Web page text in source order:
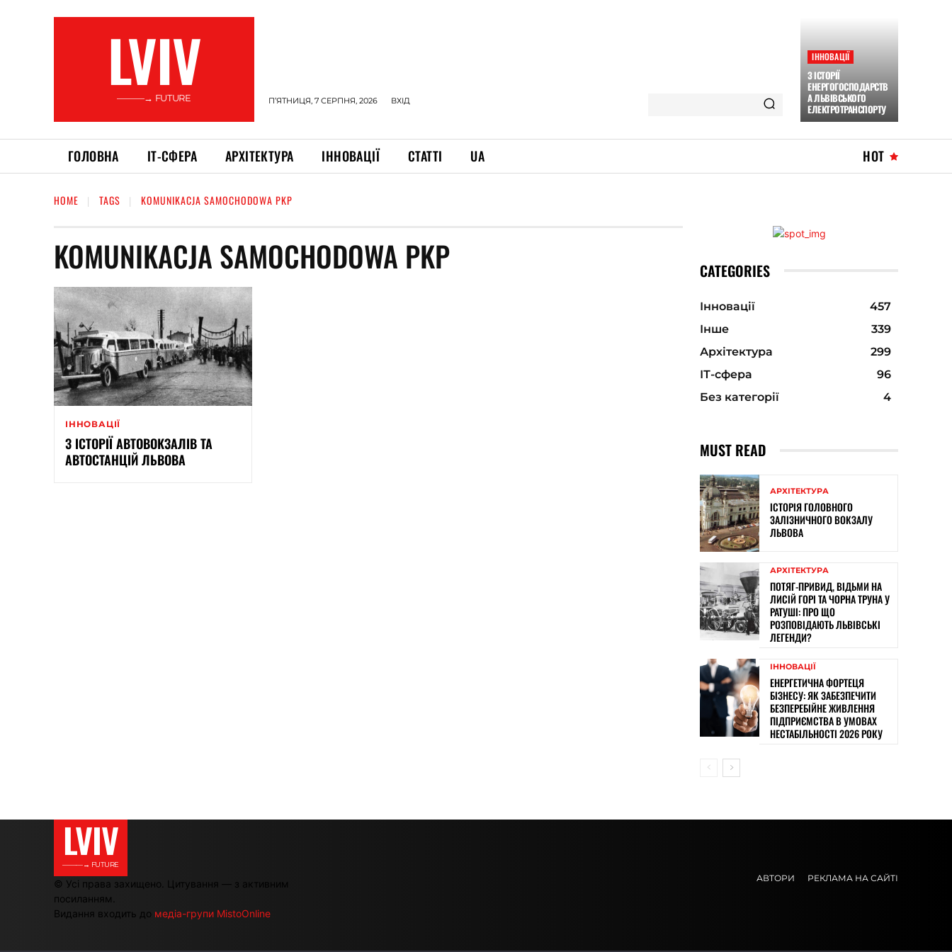
LVIV
———→ FUTURE П’ЯТНИЦЯ, 7 СЕРПНЯ, 2026 ВХІД
ІННОВАЦІЇ
З ІСТОРІЇ
ЕНЕРГОГОСПОДАРСТВ
А ЛЬВІВСЬКОГО
ЕЛЕКТРОТРАНСПОРТУ
ГОЛОВНА ІТ-СФЕРА АРХІТЕКТУРА ІННОВАЦІЇ СТАТТІ UA HOT
HOME TAGS KOMUNIKACJA SAMOCHODOWA PKP
KOMUNIKACJA SAMOCHODOWA PKP
ІННОВАЦІЇ
З ІСТОРІЇ АВТОВОКЗАЛІВ ТА
АВТОСТАНЦІЙ ЛЬВОВА
CATEGORIES
Інновації
457
Інше
339
Архітектура
299
ІТ-сфера
96
Без категорії
4
MUST READ
АРХІТЕКТУРА
ІСТОРІЯ ГОЛОВНОГО
ЗАЛІЗНИЧНОГО ВОКЗАЛУ
ЛЬВОВА
АРХІТЕКТУРА
ПОТЯГ-ПРИВИД, ВІДЬМИ НА
ЛИСІЙ ГОРІ ТА ЧОРНА ТРУНА У
РАТУШІ: ПРО ЩО
РОЗПОВІДАЮТЬ ЛЬВІВСЬКІ
ЛЕГЕНДИ?
ІННОВАЦІЇ
ЕНЕРГЕТИЧНА ФОРТЕЦЯ
БІЗНЕСУ: ЯК ЗАБЕЗПЕЧИТИ
БЕЗПЕРЕБІЙНЕ ЖИВЛЕННЯ
ПІДПРИЄМСТВА В УМОВАХ
НЕСТАБІЛЬНОСТІ 2026 РОКУ
LVIV
———→ FUTURE
© Усі права захищено. Цитування — з активним
посиланням.
Видання входить до медіа-групи MistoOnline
АВТОРИ РЕКЛАМА НА САЙТІ